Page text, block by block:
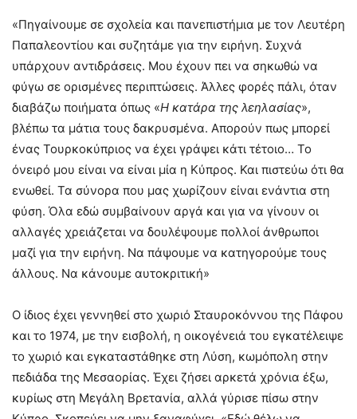
«Πηγαίνουμε σε σχολεία και πανεπιστήμια με τον Λευτέρη
Παπαλεοντίου και συζητάμε για την ειρήνη. Συχνά
υπάρχουν αντιδράσεις. Μου έχουν πει να σηκωθώ να
φύγω σε ορισμένες περιπτώσεις. Άλλες φορές πάλι, όταν
διαβάζω ποιήματα όπως «Η κατάρα της λεηλασίας»,
βλέπω τα μάτια τους δακρυσμένα. Απορούν πως μπορεί
ένας Τουρκοκύπριος να έχει γράψει κάτι τέτοιο… Το
όνειρό μου είναι να είναι μία η Κύπρος. Και πιστεύω ότι θα
ενωθεί. Τα σύνορα που μας χωρίζουν είναι ενάντια στη
φύση. Όλα εδώ συμβαίνουν αργά και για να γίνουν οι
αλλαγές χρειάζεται να δουλέψουμε πολλοί άνθρωποι
μαζί για την ειρήνη. Να πάψουμε να κατηγορούμε τους
άλλους. Να κάνουμε αυτοκριτική»
Ο ίδιος έχει γεννηθεί στο χωριό Σταυροκόννου της Πάφου
και το 1974, με την εισβολή, η οικογένειά του εγκατέλειψε
το χωριό και εγκαταστάθηκε στη Λύση, κωμόπολη στην
πεδιάδα της Μεσαορίας. Έχει ζήσει αρκετά χρόνια έξω,
κυρίως στη Μεγάλη Βρετανία, αλλά γύρισε πίσω στην